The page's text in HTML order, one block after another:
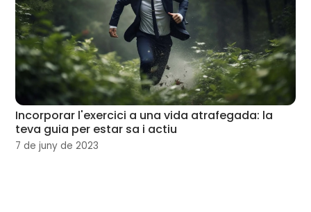
Incorporar l'exercici a una vida atrafegada: la
teva guia per estar sa i actiu
7 de juny de 2023